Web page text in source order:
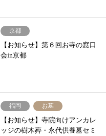
京都
【お知らせ】第６回お寺の窓口
会in京都
福岡 お墓
【お知らせ】寺院向けアンカレ
ッジの樹木葬・永代供養墓セミ